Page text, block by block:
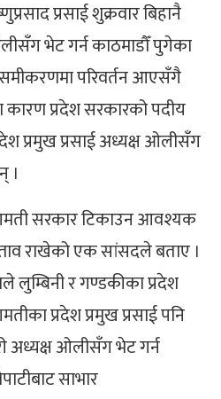
प्रसाई शुक्रवार बिहानै
भेट गर्न काठमाडौँ पुगेका
समीकरणमा परिवर्तन आएसँगै
कारण प्रदेश सरकारको पदीय
प्रमुख प्रसाई अध्यक्ष ओलीसँग
।
सरकार टिकाउन आवश्यक
राखेको एक सांसदले बताए ।
लुम्बिनी र गण्डकीका प्रदेश
प्रदेश प्रमुख प्रसाई पनि
ओलीसँग भेट गर्न
साभार